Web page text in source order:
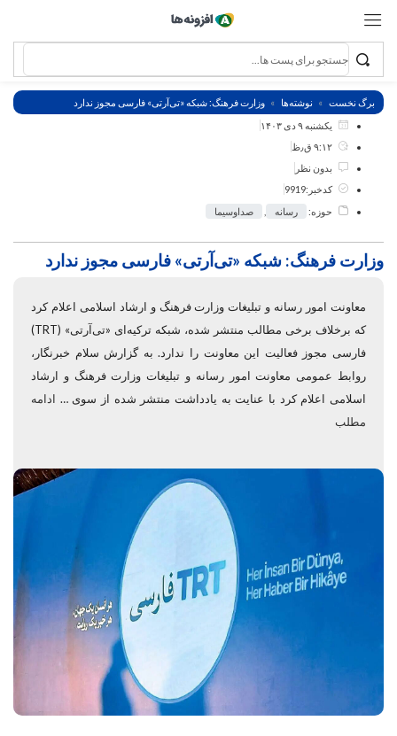
برگ نخست نوشته‌ها
وزارت فرهنگ: شبکه «تی‌آرتی» فارسی مجوز ندارد
یکشنبه ۹ دی ۱۴۰۳
۹:۱۲ ق٫ظ
بدون نظر
کدخبر:9919
حوزه:
رسانه صداوسیما
وزارت فرهنگ: شبکه «تی‌آرتی» فارسی مجوز ندارد
معاونت امور رسانه و تبلیغات وزارت فرهنگ و ارشاد اسلامی اعلام کرد
که برخلاف برخی مطالب منتشر شده، شبکه ترکیه‌ای «تی‌آر‎تی» (TRT)
فارسی مجوز فعالیت این معاونت را ندارد. به گزارش سلام خبرنگار،
روابط‌ عمومی معاونت امور رسانه و تبلیغات وزارت فرهنگ و ارشاد
اسلامی اعلام کرد با عنایت به یادداشت منتشر شده از سوی … ادامه
مطلب